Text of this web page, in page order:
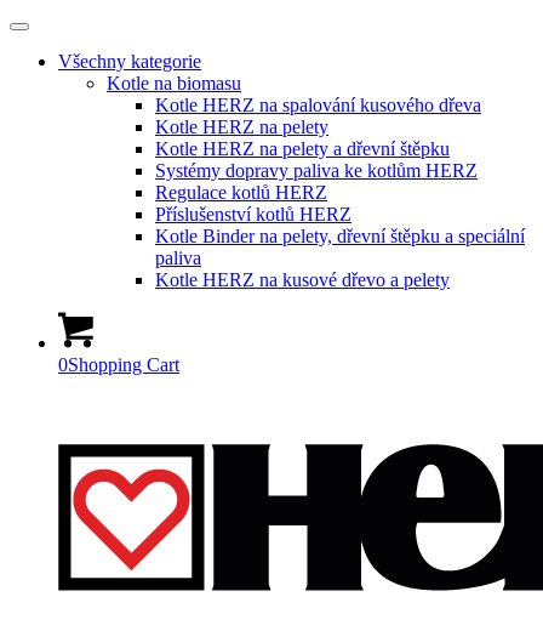
Všechny kategorie
Kotle na biomasu
Kotle HERZ na spalování kusového dřeva
Kotle HERZ na pelety
Kotle HERZ na pelety a dřevní štěpku
Systémy dopravy paliva ke kotlům HERZ
Regulace kotlů HERZ
Příslušenství kotlů HERZ
Kotle Binder na pelety, dřevní štěpku a speciální
paliva
Kotle HERZ na kusové dřevo a pelety
0Shopping Cart